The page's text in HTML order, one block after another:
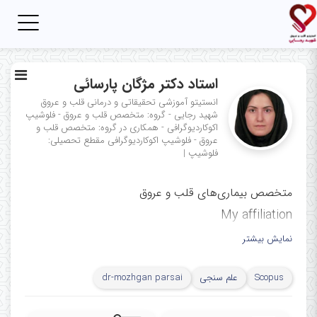
استاد دکتر مژگان پارسائی
انستیتو آموزشی تحقیقاتی و درمانی قلب و عروق
شهید رجایی - گروه: متخصص قلب و عروق - فلوشیپ
اکوکاردیوگرافی - همکاری در گروه: متخصص قلب و
عروق - فلوشیپ اکوکاردیوگرافی مقطع تحصیلی:
فلوشیپ |
متخصص بیماری‌های قلب و عروق
My affiliation
ﻣﺮﻛﺰ ﺗﺤﻘﯿﻘﺎت اﻛﻮﻛﺎردﯾﻮﮔﺮاﻓﻲ،
قلب و عروق شهید رجایی، دانشگاه
نمایش بیشتر
Scopus علم سنجی dr-mozhgan parsai